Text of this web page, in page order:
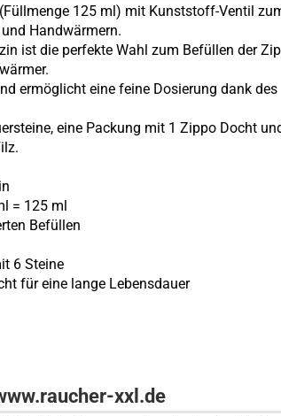
125 ml) mit Kunststoff-Ventil
Handwärmern.
ist die perfekte Wahl zum Befüllen der
ermöglicht eine feine Dosierung dank des
eine Packung mit 1 Zippo Docht
= 125 ml
Befüllen
6 Steine
für eine lange Lebensdauer
xxl.de